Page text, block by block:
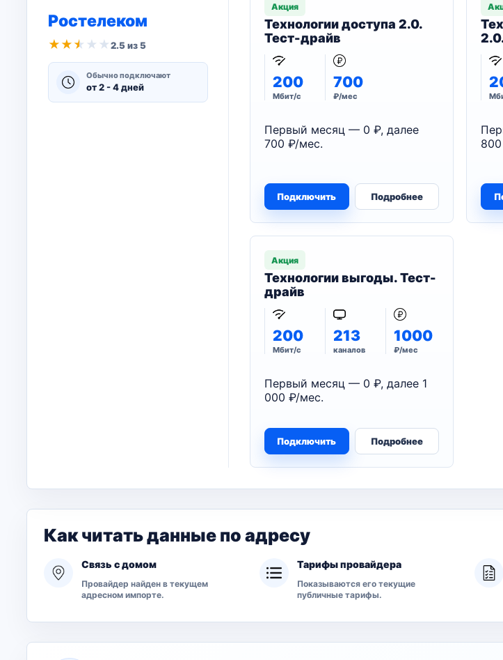
Ростелеком
★ ★ ★ ★ ★2.5 из 5
Обычно подключают
от 2 - 4 дней
Акция
Технологии доступа 2.0.
Тест-драйв
200
Мбит/с
700
₽/мес
Первый месяц — 0 ₽, далее
700 ₽/мес.
Подключить Подробнее
Акция
Технологии выгоды. Тест-
драйв
200
Мбит/с
213
каналов
1000
₽/мес
Первый месяц — 0 ₽, далее 1
000 ₽/мес.
Подключить Подробнее
Как читать данные по адресу
Связь с домом
Провайдер найден в текущем
адресном импорте.
Тарифы провайдера
Показываются его текущие
публичные тарифы.